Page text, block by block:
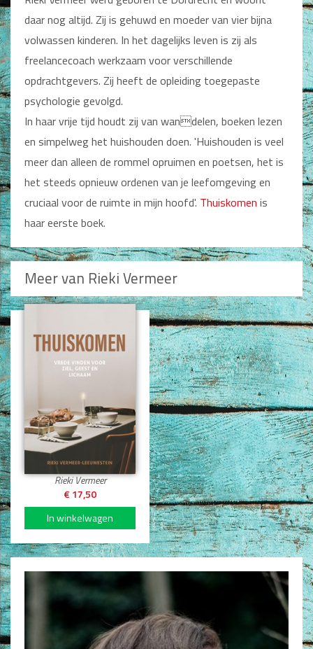
Man
Vrouw
Alle producten
Seksualiteit
Jongerenboeken
Kinderboeken
Voorlezen
Zelf lezen
Doeboeken
Cadeauboeken
Gideonietjes
Dagboeken
Gebed
Bijbel en Wetenschap
Alphacursus
Vervolgde kerk
Evangelisatie en Zending
Kerk en Israël
Gemeenteleven en Leiderschap
Pastoraat
Romans en Verhalen
daar nog altijd. Zij is gehuwd en moeder van vier bijna
volwassen kinderen. In het dagelijks leven is zij als
freelancecoach werkzaam voor verschillende
opdrachtgevers. Zij heeft de opleiding toegepaste
psychologie gevolgd.
In haar vrije tijd houdt zij van wandelen, boeken lezen
en simpelweg het huishouden doen. 'Huishouden is veel
meer dan alleen de rommel opruimen en poetsen, het is
het steeds opnieuw ordenen van je leefomgeving en
cruciaal voor de ruimte in mijn hoofd'. Thuiskomen is
haar eerste boek.
Meer van Rieki Vermeer
Thuiskomen
Rieki Vermeer
€ 17,50